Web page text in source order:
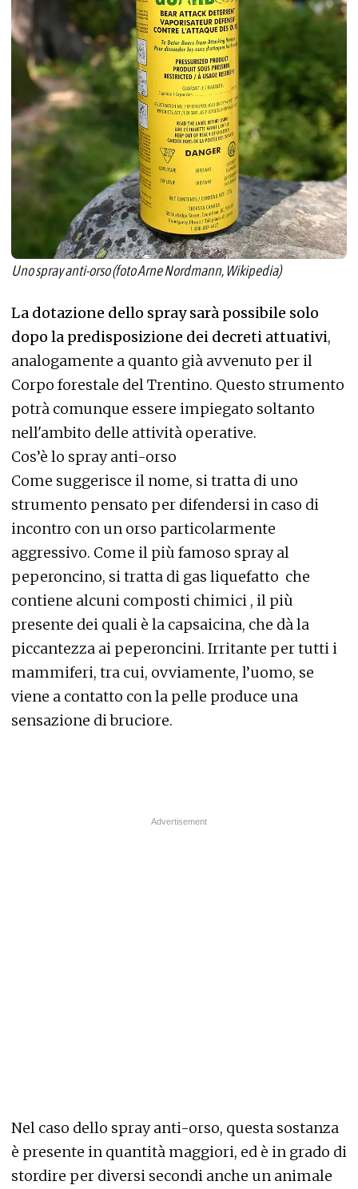
Uno spray anti-orso (foto Arne Nordmann, Wikipedia)
La dotazione dello spray sarà possibile solo
dopo la predisposizione dei decreti attuativi,
analogamente a quanto già avvenuto per il
Corpo forestale del Trentino. Questo strumento
potrà comunque essere impiegato soltanto
nell'ambito delle attività operative.
Cos’è lo spray anti-orso
Come suggerisce il nome, si tratta di uno
strumento pensato per difendersi in caso di
incontro con un orso particolarmente
aggressivo. Come il più famoso spray al
peperoncino, si tratta di gas liquefatto che
contiene alcuni composti chimici , il più
presente dei quali è la capsaicina, che dà la
piccantezza ai peperoncini. Irritante per tutti i
mammiferi, tra cui, ovviamente, l’uomo, se
viene a contatto con la pelle produce una
sensazione di bruciore.
Nel caso dello spray anti-orso, questa sostanza
è presente in quantità maggiori, ed è in grado di
stordire per diversi secondi anche un animale